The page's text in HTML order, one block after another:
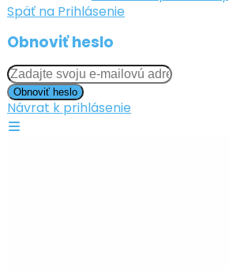
Späť na Prihlásenie
Obnoviť heslo
Obnoviť heslo
Návrat k prihlásenie